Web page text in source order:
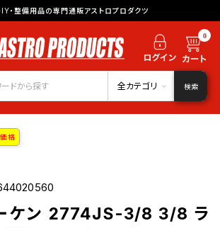
・整備用品の専門通販アストロプロダクツ
0
全カテゴリ 検索
格
ケン 2774JS-3/8 3/8 ラ